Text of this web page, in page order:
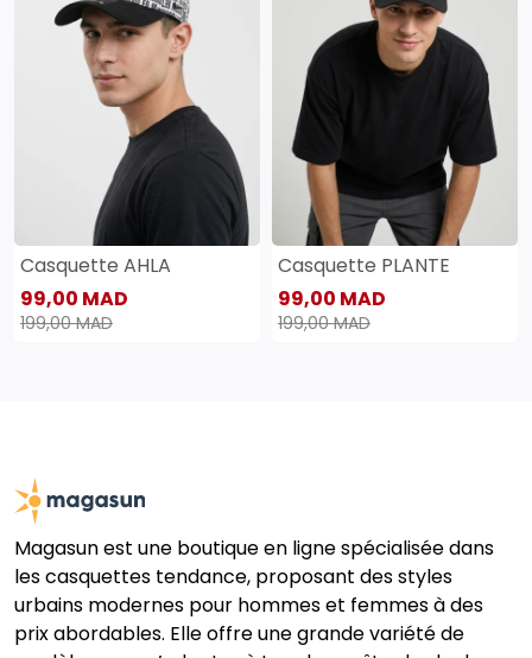
Casquette AHLA
99,00 MAD
199,00 MAD
Casquette PLANTE
99,00 MAD
199,00 MAD
Magasun est une boutique en ligne spécialisée dans
les casquettes tendance, proposant des styles
urbains modernes pour hommes et femmes à des
prix abordables. Elle offre une grande variété de